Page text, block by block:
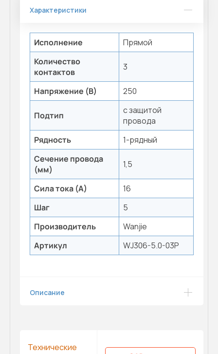
Характеристики
Исполнение
Прямой
Количество
контактов
3
Напряжение (В) 250
Подтип
с защитой
провода
Рядность
1-рядный
Сечение провода
(мм)
1,5
Сила тока (А)
16
Шаг
5
Производитель
Wanjie
Артикул
WJ306-5.0-03P
Описание
Технические